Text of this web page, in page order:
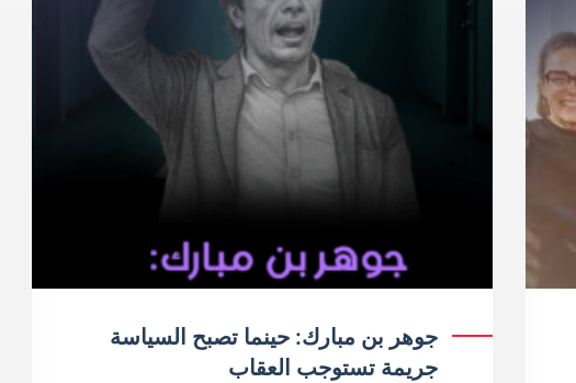
جوهر بن مبارك: حينما تصبح السياسة
جريمة تستوجب العقاب